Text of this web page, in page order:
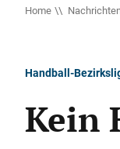
Home
Handball-
Kein